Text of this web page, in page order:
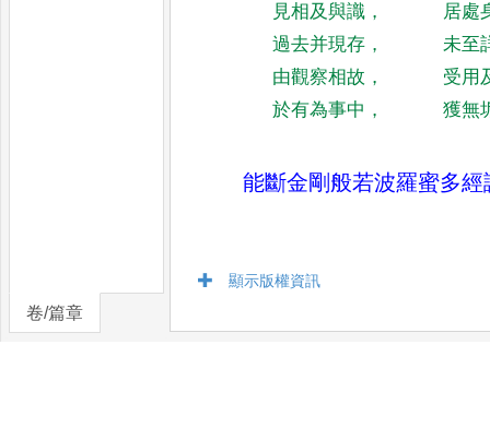
卷/篇章
見相及與識 ，
居處
過去并現存 ，
未至
由觀察相故 ，
受用
於有為事中 ， 獲無
能斷金剛般若波羅蜜多經
顯示版權資訊